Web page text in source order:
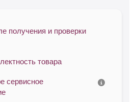
получения и проверки
товара
сервисное